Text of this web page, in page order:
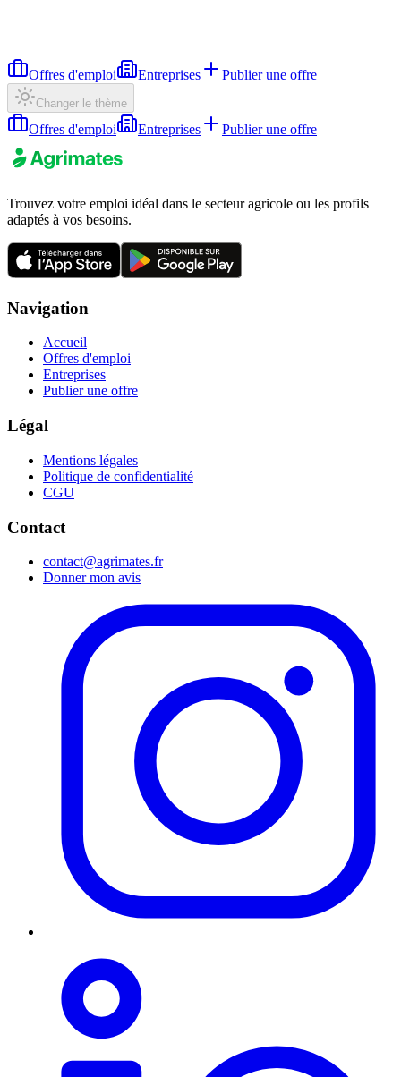
Offres d'emploi Entreprises Publier une offre
Changer le thème
Offres d'emploi Entreprises Publier une offre
Trouvez votre emploi idéal dans le secteur agricole ou les profils
adaptés à vos besoins.
Navigation
Accueil
Offres d'emploi
Entreprises
Publier une offre
Légal
Mentions légales
Politique de confidentialité
CGU
Contact
contact@agrimates.fr
Donner mon avis